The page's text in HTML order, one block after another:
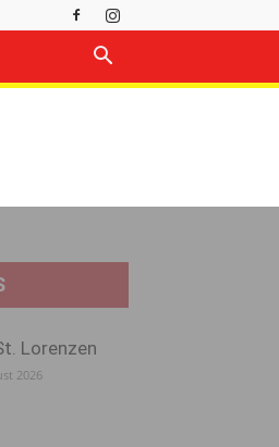
Lorenzen
2026